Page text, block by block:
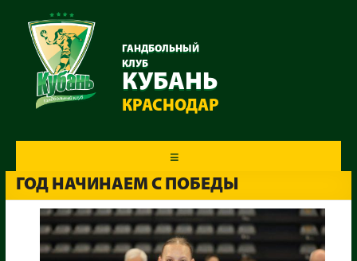
ГАНДБОЛЬНЫЙ
КЛУБ
КУБАНЬ
КРАСНОДАР
ГОД НАЧИНАЕМ С ПОБЕДЫ